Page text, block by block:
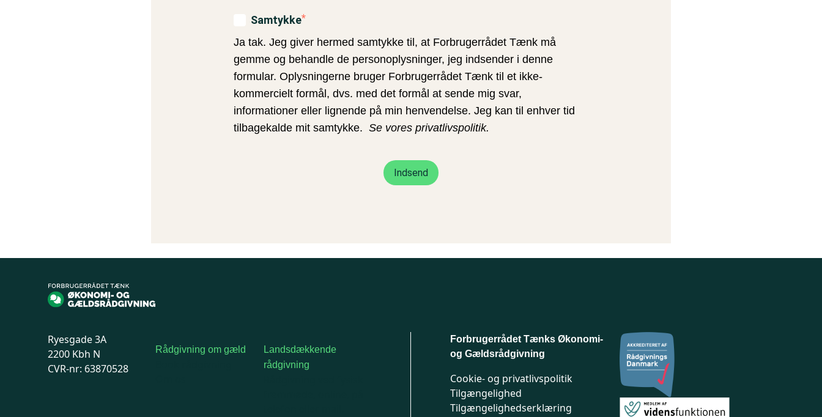
Samtykke
Ja tak. Jeg giver hermed samtykke til, at Forbrugerrådet Tænk må
gemme og behandle de personoplysninger, jeg indsender i denne
formular. Oplysningerne bruger Forbrugerrådet Tænk til et ikke-
kommercielt formål, dvs. med det formål at sende mig svar,
informationer eller lignende på min henvendelse. Jeg kan til enhver tid
tilbagekalde mit samtykke. Se vores privatlivspolitik.
Ryesgade 3A
2200 Kbh N
CVR-nr: 63870528
Rådgivning om gæld
Landsdækkende
rådgivning
Forbrugerrådet Tænks Økonomi-
og Gældsrådgivning
Cookie- og privatlivspolitik
Tilgængelighed
Tilgængelighedserklæring